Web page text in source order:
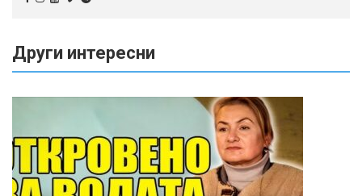
Други интересни